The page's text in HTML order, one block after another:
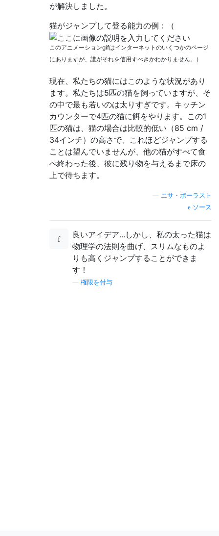
が解決しました。
猫がジャンプして登る能力の例：（
このアニメーションgifはインターネットのいくつかのページ
にありますが、誰がそれを信用すべきかわかりません。）
現在、私たちの猫にはこのような状況があり
ます。私たちは5匹の猫を飼っていますが、そ
の中で最も若いのは太りすぎです。キッチン
カウンターで4匹の猫に餌をやります。この1
匹の猫は、猫の場合は比較的低い（85 cm /
34インチ）の高さで、これほどジャンプする
ことは望んでいませんが、他の猫がすべて食
べ終わった後、彼に残り物を与えるまで床の
上で待ちます。
エサ・ポーラスト
ソース
良いアイデア...しかし、私の太った猫は
物理学の法則を曲げ、スリムなものよ
りも高くジャンプすることができま
す！
権限を付与